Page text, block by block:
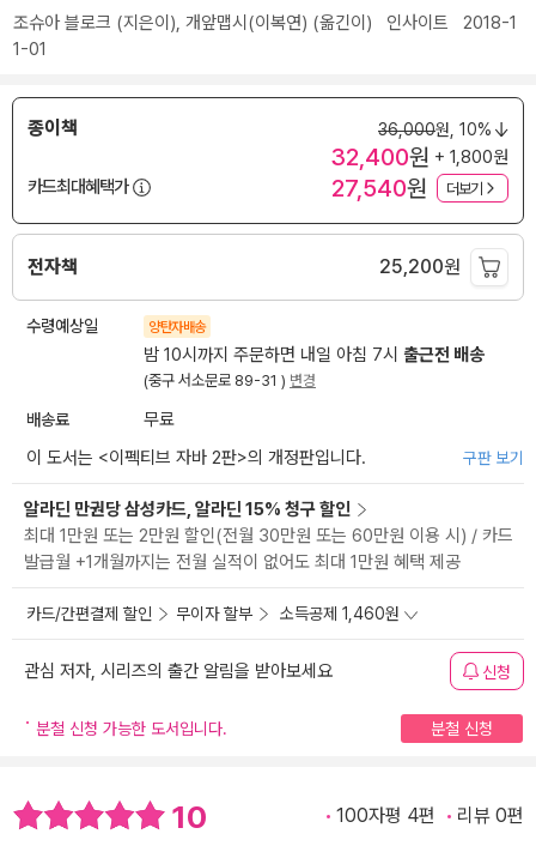
조슈아 블로크 (지은이), 개앞맵시(이복연) (옮긴이) 인사이트 2018-1
1-01
종이책 36,000원, 10%
32,400원 + 1,800원
카드최대혜택가
27,540원 더보기
전자책 25,200원
수령예상일 양탄자배송
밤 10시까지 주문하면 내일 아침 7시 출근전 배송
(중구 서소문로 89-31 ) 변경
배송료
무료
이 도서는 <이펙티브 자바 2판>의 개정판입니다. 구판 보기
알라딘 만권당 삼성카드, 알라딘 15% 청구 할인
최대 1만원 또는 2만원 할인(전월 30만원 또는 60만원 이용 시) / 카드
발급월 +1개월까지는 전월 실적이 없어도 최대 1만원 혜택 제공
카드/간편결제 할인 무이자 할부 소득공제 1,460원
관심 저자, 시리즈의 출간 알림을 받아보세요 신청
분철 신청 가능한 도서입니다. 분철 신청
10 100자평 4편 리뷰 0편